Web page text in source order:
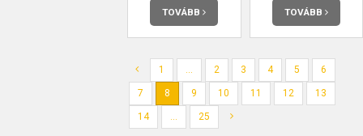
TOVÁBB TOVÁBB
1 ... 2 3 4 5 6
7 8 9 10 11 12 13
14 ... 25